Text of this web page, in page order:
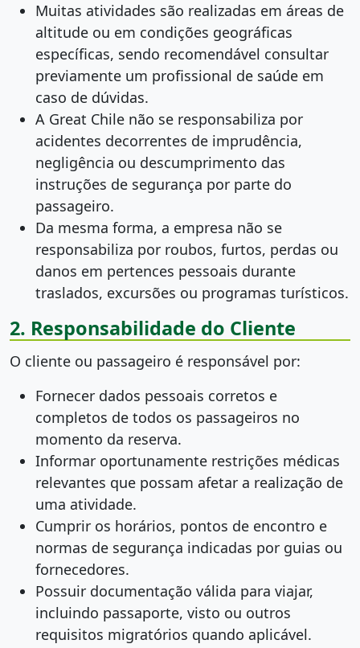
Muitas atividades são realizadas em áreas de
altitude ou em condições geográficas
específicas, sendo recomendável consultar
previamente um profissional de saúde em
caso de dúvidas.
A Great Chile não se responsabiliza por
acidentes decorrentes de imprudência,
negligência ou descumprimento das
instruções de segurança por parte do
passageiro.
Da mesma forma, a empresa não se
responsabiliza por roubos, furtos, perdas ou
danos em pertences pessoais durante
traslados, excursões ou programas turísticos.
2. Responsabilidade do Cliente
O cliente ou passageiro é responsável por:
Fornecer dados pessoais corretos e
completos de todos os passageiros no
momento da reserva.
Informar oportunamente restrições médicas
relevantes que possam afetar a realização de
uma atividade.
Cumprir os horários, pontos de encontro e
normas de segurança indicadas por guias ou
fornecedores.
Possuir documentação válida para viajar,
incluindo passaporte, visto ou outros
requisitos migratórios quando aplicável.